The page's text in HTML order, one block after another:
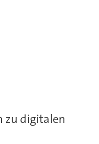
zu digitalen